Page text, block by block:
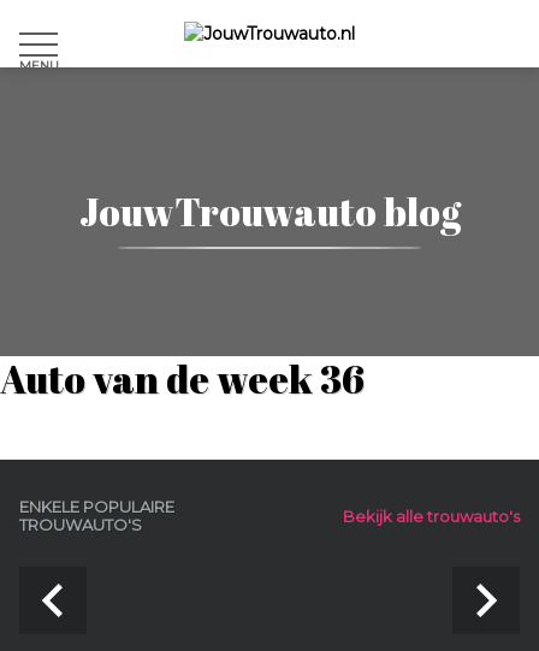
MENU
JouwTrouwauto blog
Auto van de week 36
ENKELE POPULAIRE
TROUWAUTO'S
Bekijk alle trouwauto's
navigate_before navigate_next